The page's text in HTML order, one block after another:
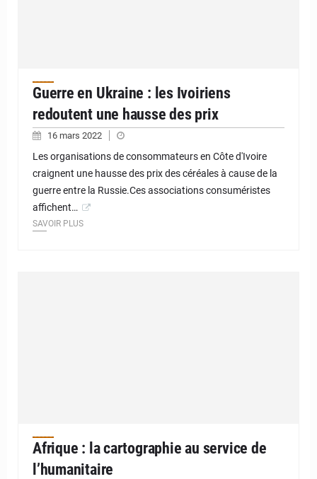
Guerre en Ukraine : les Ivoiriens
redoutent une hausse des prix
16 mars 2022
Les organisations de consommateurs en Côte d'Ivoire
craignent une hausse des prix des céréales à cause de la
guerre entre la Russie.Ces associations consuméristes
affichent…
SAVOIR PLUS
Afrique : la cartographie au service de
l’humanitaire